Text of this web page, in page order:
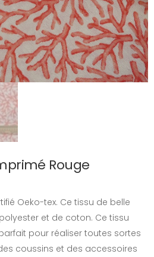
Rouge
Oeko-tex. Ce tissu de belle
et de coton. Ce tissu
pour réaliser toutes sortes
coussins et des accessoires